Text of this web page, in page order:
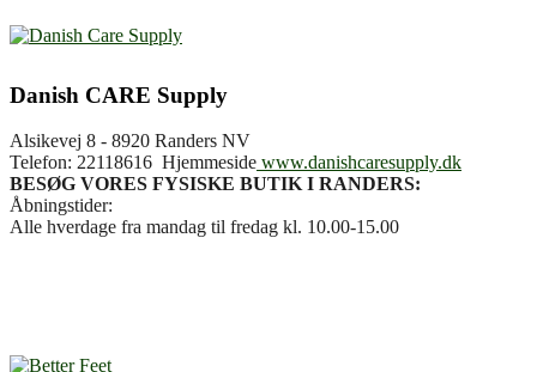
Danish CARE Supply
Alsikevej 8 - 8920 Randers NV
Telefon: 22118616 Hjemmeside www.danishcaresupply.dk
BESØG VORES FYSISKE BUTIK I RANDERS:
Åbningstider:
Alle hverdage fra mandag til fredag kl. 10.00-15.00